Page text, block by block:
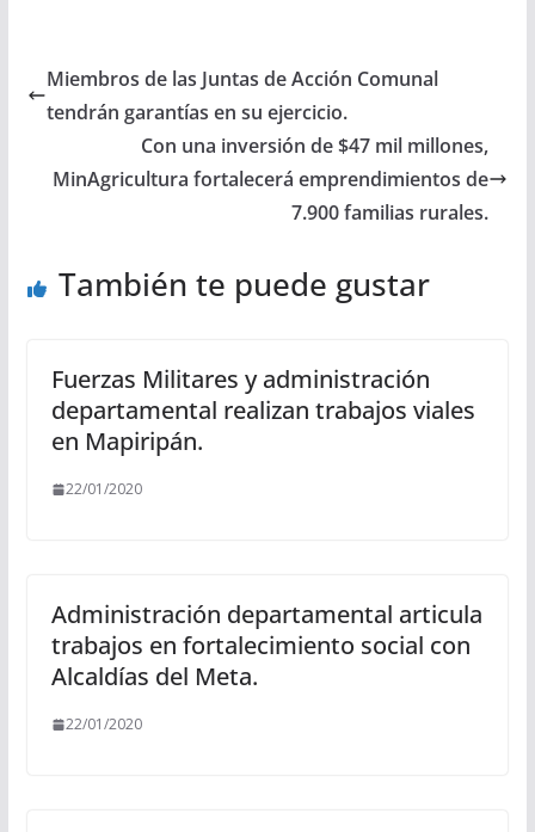
Miembros de las Juntas de Acción Comunal
tendrán garantías en su ejercicio.
Con una inversión de $47 mil millones,
MinAgricultura fortalecerá emprendimientos de
7.900 familias rurales.
También te puede gustar
Fuerzas Militares y administración
departamental realizan trabajos viales
en Mapiripán.
22/01/2020
Administración departamental articula
trabajos en fortalecimiento social con
Alcaldías del Meta.
22/01/2020